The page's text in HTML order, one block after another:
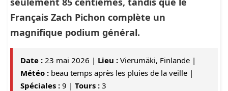
Français Zach Pichon complète un
magnifique podium général.
Date : 23 mai 2026 | Lieu : Vierumäki, Finlande |
Météo : beau temps après les pluies de la veille |
Spéciales : 9 | Tours : 3